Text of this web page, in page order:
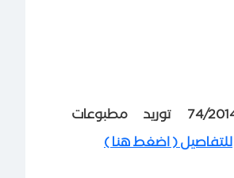
عطاء 74/2014 توريد مطبوعات
للتفاصيل ( اضغط هنا )